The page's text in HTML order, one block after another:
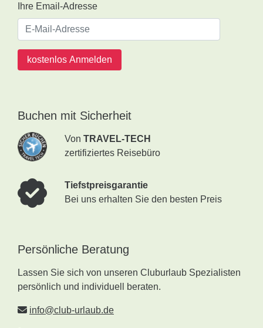
Ihre Email-Adresse
kostenlos Anmelden
Buchen mit Sicherheit
Von TRAVEL-TECH
zertifiziertes Reisebüro
Tiefstpreisgarantie
Bei uns erhalten Sie den besten Preis
Persönliche Beratung
Lassen Sie sich von unseren Cluburlaub Spezialisten
persönlich und individuell beraten.
info@club-urlaub.de